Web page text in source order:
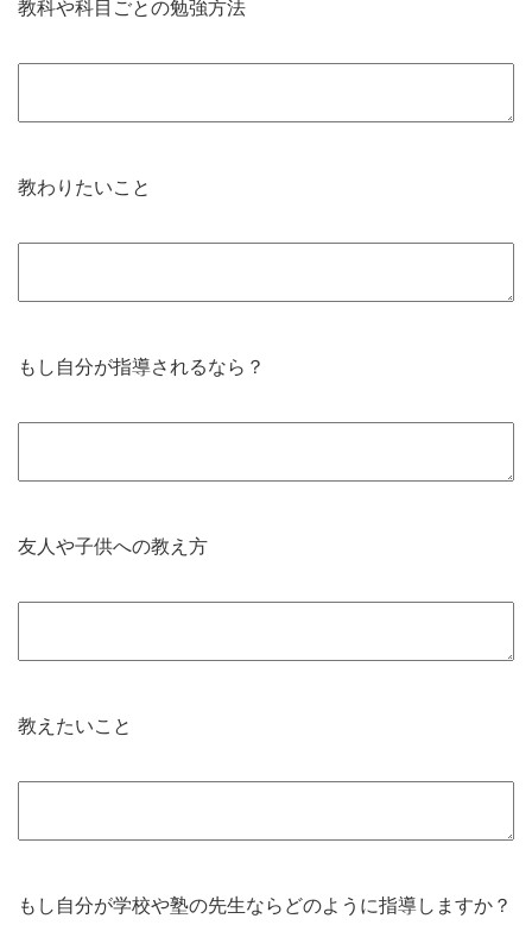
教科や科目ごとの勉強方法
教わりたいこと
もし自分が指導されるなら？
友人や子供への教え方
教えたいこと
もし自分が学校や塾の先生ならどのように指導しますか？